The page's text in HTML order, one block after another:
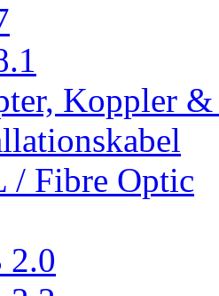
Koppler &
/ Fibre Optic
2.0